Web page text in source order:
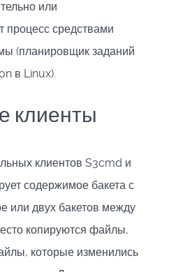
или
процесс средствами
(планировщик заданий
в Linux).
клиенты
клиентов S3cmd и
содержимое бакета с
или двух бакетов между
копируются файлы,
которые изменились